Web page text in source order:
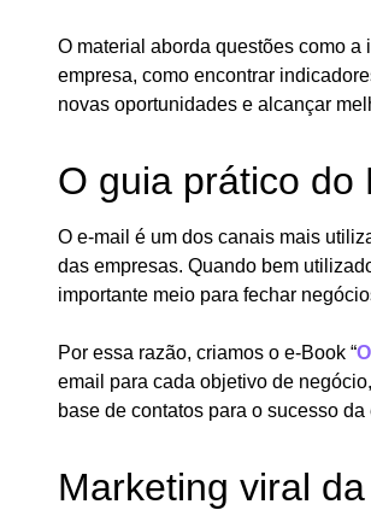
O material aborda questões como
empresa, como encontrar
novas oportunidades e alcançar
O guia prático do
O e-mail é um dos canais mais
das empresas. Quando bem
importante meio para fechar
Por essa razão, criamos o e-Book “
email para cada objetivo de
base de contatos para o sucesso da
Marketing viral